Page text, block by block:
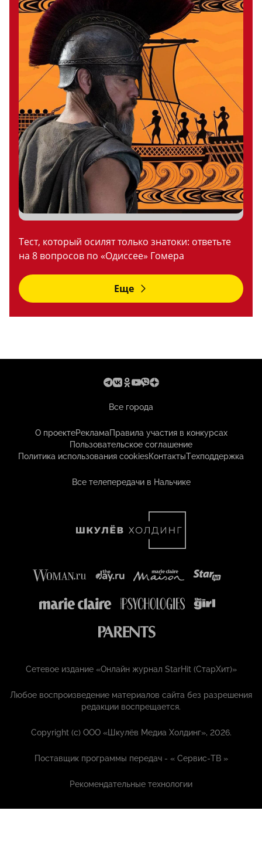
Тест, который осилят только знатоки: ответьте
на 8 вопросов по «Одиссее» Гомера
Еще
Все города
О проектеРекламаПравила участия в конкурсах
Пользовательское соглашение
Политика использования cookiesКонтактыТехподдержка
Все телепередачи в Нальчике
Сетевое издание «Онлайн журнал StarHit (СтарХит)»
Любое воспроизведение материалов сайта без разрешения
редакции воспрещается.
Copyright (с) ООО «Шкулёв Медиа Холдинг», 2026.
Поставщик программы передач - «Сервис-ТВ »
Рекомендательные технологии